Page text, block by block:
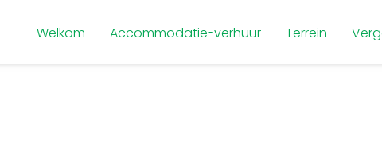
Welkom Accommodatie-verhuur Terrein